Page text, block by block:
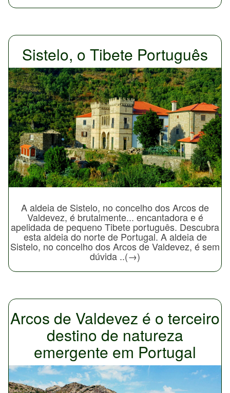
Sistelo, o Tibete Português
A aldeia de Sistelo, no concelho dos Arcos de
Valdevez, é brutalmente... encantadora e é
apelidada de pequeno Tibete português. Descubra
esta aldeia do norte de Portugal. A aldeia de
Sistelo, no concelho dos Arcos de Valdevez, é sem
dúvida ..(→)
Arcos de Valdevez é o terceiro
destino de natureza
emergente em Portugal